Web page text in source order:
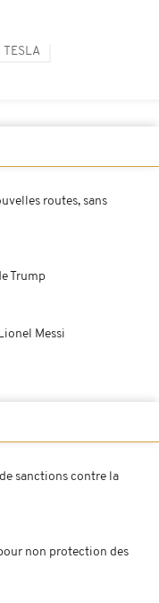
TESLA
routes, sans
Trump
Messi
sanctions contre la
non protection des